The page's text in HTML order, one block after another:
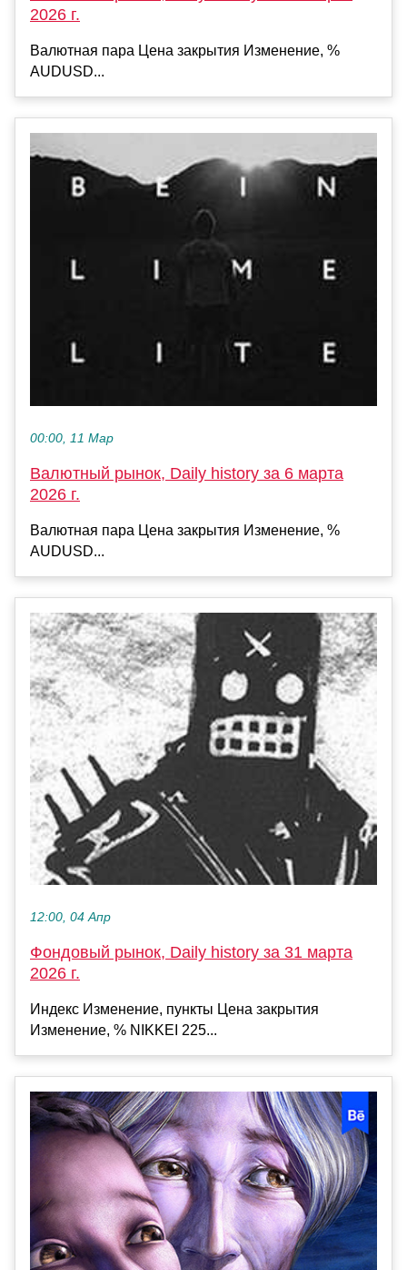
2026 г.
Валютная пара Цена закрытия Изменение, %
AUDUSD...
00:00, 11 Мар
Валютный рынок, Daily history за 6 марта
2026 г.
Валютная пара Цена закрытия Изменение, %
AUDUSD...
12:00, 04 Апр
Фондовый рынок, Daily history за 31 марта
2026 г.
Индекс Изменение, пункты Цена закрытия
Изменение, % NIKKEI 225...